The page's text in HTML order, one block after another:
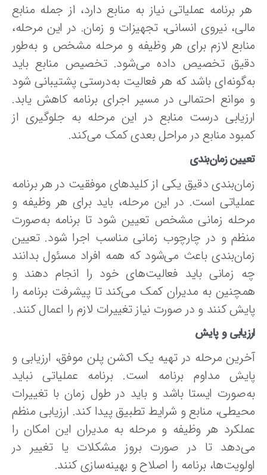
برنامه عملیاتی نیاز به منابع دارد، از جمله منابع
نیروی انسانی، تجهیزات و زمان. در این مرحله،
لازم برای هر وظیفه و مرحله مشخص و به‌طور
تخصیص داده می‌شود. تخصیص منابع باید
باشد که هر فعالیت به‌درستی پشتیبانی شود
موانع احتمالی در مسیر اجرای برنامه کاهش یابد.
درست منابع در این مرحله به جلوگیری از
منابع در مراحل بعدی کمک می‌کند.
زمان‌بندی
دقیق یکی از کلیدهای موفقیت در هر برنامه
است. در این مرحله، باید برای هر وظیفه و
زمانی مشخص تعیین شود تا برنامه به‌صورت
و در چارچوب زمانی مناسب اجرا شود. تعیین
باعث می‌شود که همه افراد مسئول بدانند
زمانی باید فعالیت‌های خود را انجام دهند و
به مدیران کمک می‌کند تا پیشرفت برنامه را
کنند و در صورت نیاز تغییرات لازم را اعمال کنند.
و پایش
مرحله در تهیه یک اکشن پلن موفق، ارزیابی و
مداوم برنامه است. برنامه عملیاتی نباید
ایستا باشد و باید در طول زمان با تغییرات
منابع و شرایط تطبیق پیدا کند. ارزیابی منظم
هر وظیفه و مرحله به مدیران این امکان را
تا در صورت بروز مشکلات یا تغییر در
برنامه را اصلاح و بهینه‌سازی کنند.